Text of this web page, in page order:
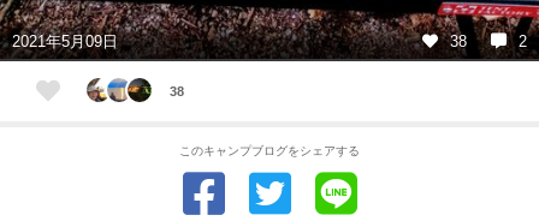
2021年5月09日 38 2
38
このキャンプブログをシェアする